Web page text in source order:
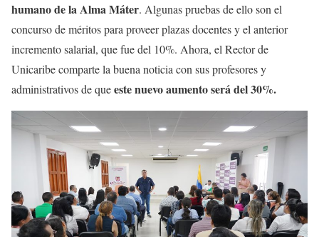
humano de la Alma Máter. Algunas pruebas de ello son el
concurso de méritos para proveer plazas docentes y el anterior
incremento salarial, que fue del 10%. Ahora, el Rector de
Unicaribe comparte la buena noticia con sus profesores y
administrativos de queeste nuevo aumento será del 30%.